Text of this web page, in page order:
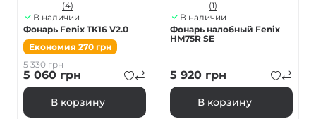
(4)
В наличии
Фонарь Fenix TK16 V2.0
Економия 270 грн
5 330грн
5 060 грн
В корзину
(1)
В наличии
Фонарь налобный Fenix ​​
HM75R SE
5 920 грн
В корзину